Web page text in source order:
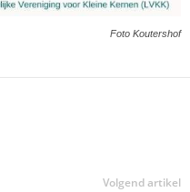
Foto Koutershof
Volgend artikel